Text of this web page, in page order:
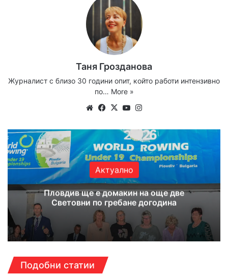
Таня Грозданова
Журналист с близо 30 години опит, който работи интензивно
по… More »
WebsiteFacebook
X YouTube
Актуално
Пловдив ще е домакин на още две
Световни по гребане догодина
Подобни статии